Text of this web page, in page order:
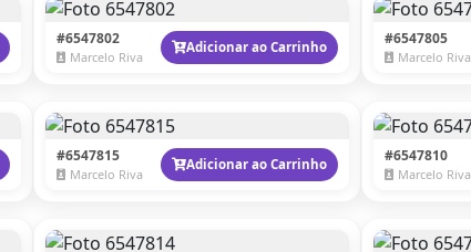
#6547802
Marcelo Riva
Adicionar ao Carrinho #6547805
Marcelo Riva
#6547815
Marcelo Riva
Adicionar ao Carrinho #6547810
Marcelo Riva